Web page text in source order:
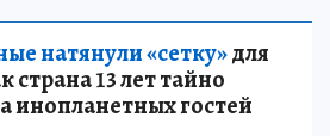
натянули «сетку»для
13 лет тайно
инопланетных гостей